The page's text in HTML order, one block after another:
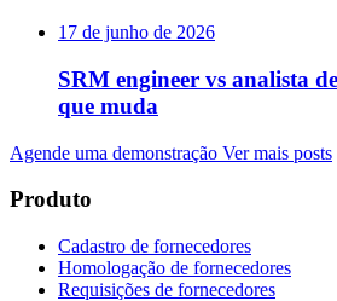
17 de junho de 2026
SRM engineer vs analista
que muda
Agende uma demonstração Ver mais posts
Produto
Cadastro de fornecedores
Homologação de fornecedores
Requisições de fornecedores